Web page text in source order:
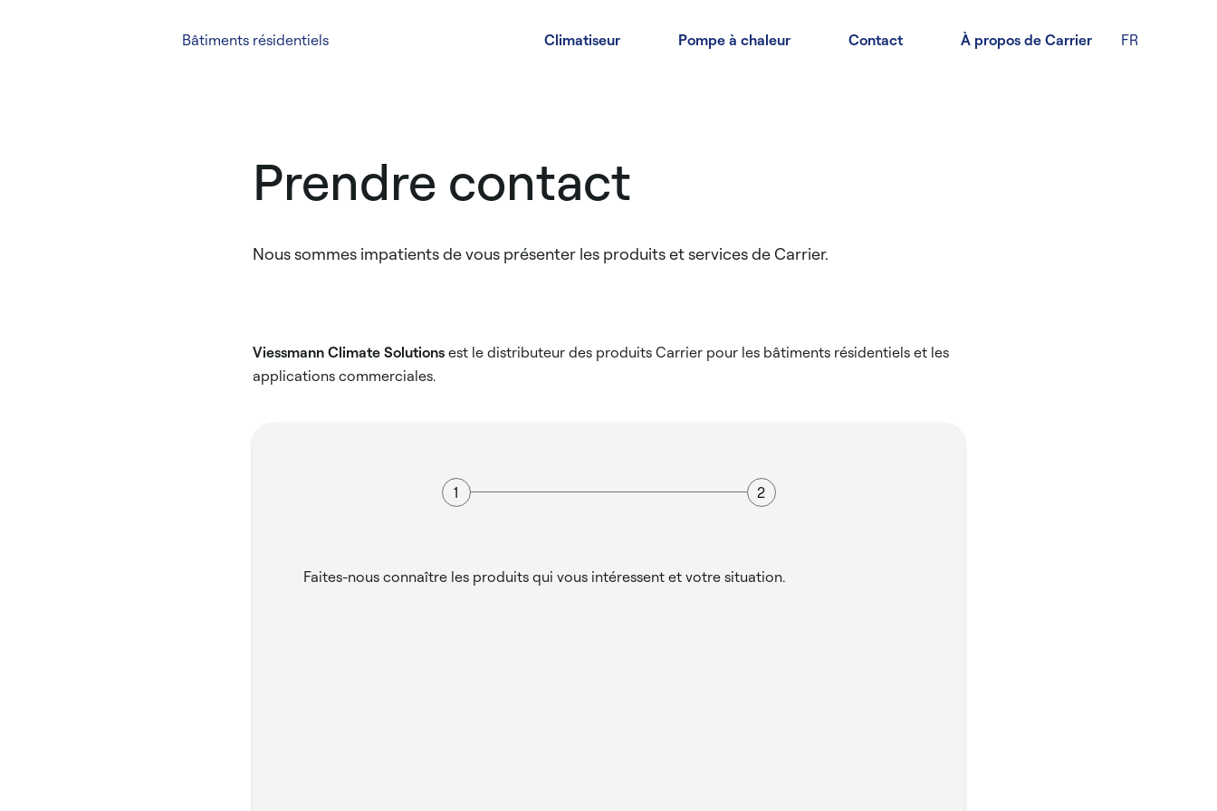
Bâtiments résidentiels Climatiseur Pompe à chaleur Contact À propos de Carrier FR
Prendre contact
Nous sommes impatients de vous présenter les produits et services de Carrier.
Viessmann Climate Solutions est le distributeur des produits Carrier pour les bâtiments résidentiels et les
applications commerciales.
Faites-nous connaître les produits qui vous intéressent et votre situation.